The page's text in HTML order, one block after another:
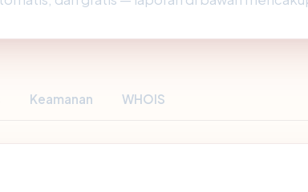
Keamanan WHOIS